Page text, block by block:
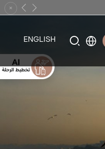
Previous
Next
×
ENGLISH